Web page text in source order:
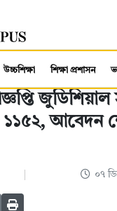
উচ্চশিক্ষা শিক্ষা প্রশাসন
জুডিশিয়াল
আবেদন
০৭